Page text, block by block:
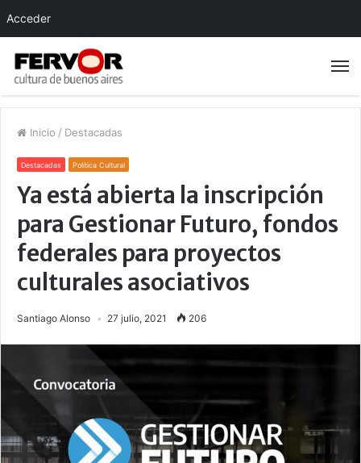
Inicio / Destacadas
Destacadas Política Cultural
Ya está abierta la inscripción
para Gestionar Futuro, fondos
federales para proyectos
culturales asociativos
Santiago Alonso 27 julio, 2021 206
Acceder